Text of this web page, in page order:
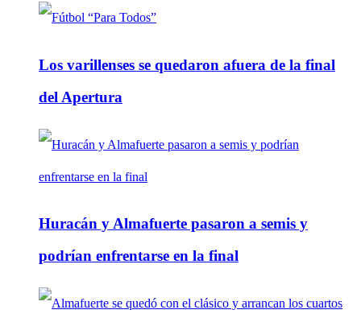
Los varillenses se quedaron afuera de la final
del Apertura
Huracán y Almafuerte pasaron a semis y
podrían enfrentarse en la final